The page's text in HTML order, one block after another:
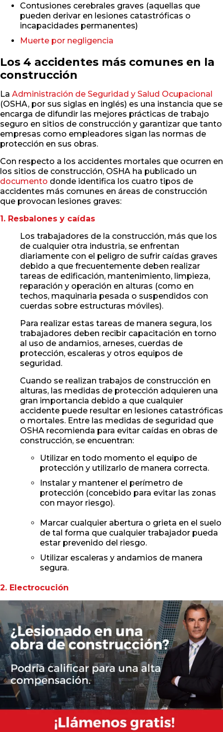
Contusiones cerebrales graves (aquellas que
pueden derivar en lesiones catastróficas o
incapacidades permanentes)
Muerte por negligencia
Los 4 accidentes más comunes en la
construcción
La Administración de Seguridad y Salud Ocupacional
(OSHA, por sus siglas en inglés) es una instancia que se
encarga de difundir las mejores prácticas de trabajo
seguro en sitios de construcción y garantizar que tanto
empresas como empleadores sigan las normas de
protección en sus obras.
Con respecto a los accidentes mortales que ocurren en
los sitios de construcción, OSHA ha publicado un
documento donde identifica los cuatro tipos de
accidentes más comunes en áreas de construcción
que provocan lesiones graves:
1. Resbalones y caídas
Los trabajadores de la construcción, más que los
de cualquier otra industria, se enfrentan
diariamente con el peligro de sufrir caídas graves
debido a que frecuentemente deben realizar
tareas de edificación, mantenimiento, limpieza,
reparación y operación en alturas (como en
techos, maquinaria pesada o suspendidos con
cuerdas sobre estructuras móviles).
Para realizar estas tareas de manera segura, los
trabajadores deben recibir capacitación en torno
al uso de andamios, arneses, cuerdas de
protección, escaleras y otros equipos de
seguridad.
Cuando se realizan trabajos de construcción en
alturas, las medidas de protección adquieren una
gran importancia debido a que cualquier
accidente puede resultar en lesiones catastróficas
o mortales. Entre las medidas de seguridad que
OSHA recomienda para evitar caídas en obras de
construcción, se encuentran:
Utilizar en todo momento el equipo de
protección y utilizarlo de manera correcta.
Instalar y mantener el perímetro de
protección (concebido para evitar las zonas
con mayor riesgo).
Marcar cualquier abertura o grieta en el suelo
de tal forma que cualquier trabajador pueda
estar prevenido del riesgo.
Utilizar escaleras y andamios de manera
segura.
2. Electrocución